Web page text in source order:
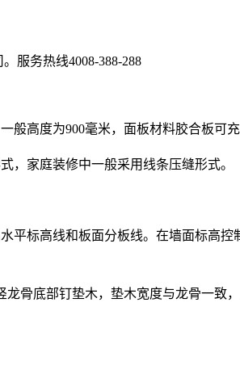
服务热线4008-388-288
高度为900毫米，面板材料胶合板可充
，家庭装修中一般采用线条压缝形式。
平标高线和板面分板线。在墙面标高控
骨底部钉垫木，垫木宽度与龙骨一致